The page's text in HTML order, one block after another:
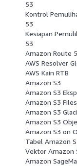
53
Kontrol
53
Kesiapan
53
Amazon Route
AWS Resolver
AWS Kain RTB
Amazon S3
Amazon S3
Amazon S3 Files
Amazon S3
Amazon S3
Amazon S3 on
Tabel Amazon
Vektor Amazon
Amazon